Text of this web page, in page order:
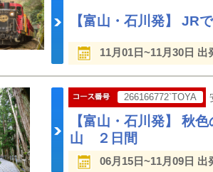
【富山・石川発】 JR
11月01日~11月30日 出
266166772`TOYA
【富山・石川発】 秋
山 ２日間
06月15日~11月09日 出